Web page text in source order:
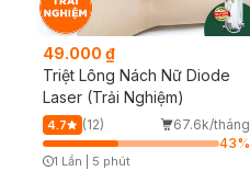
49.000 ₫
Triệt Lông Nách Nữ Diode
Laser (Trải Nghiệm)
4.7 (12)
67.6k/tháng
43%
1 Lần 5 phút